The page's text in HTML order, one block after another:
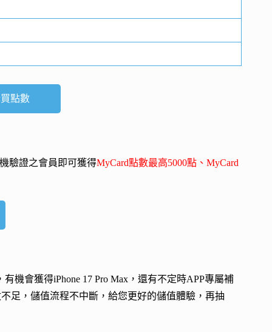
點數
機驗證之會員即可獲得MyCard點數最高5000點、MyCard
有機會獲得iPhone 17 Pro Max ，還有不定時APP專屬補
足，儲值流程不中斷，給您更好的儲值體驗，再抽